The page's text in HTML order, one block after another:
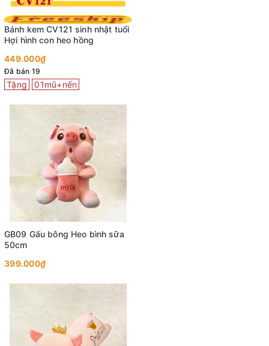
Bánh kem CV121 sinh nhật tuổi
Hợi hình con heo hồng
449.000₫
Đã bán 19
Tặng 01mũ+nến
GB09 Gấu bông Heo bình sữa
50cm
399.000₫